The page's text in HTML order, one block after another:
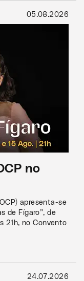
05.08.2026
no
apresenta-se
de Fígaro”, de
21h, no Convento
24.07.2026